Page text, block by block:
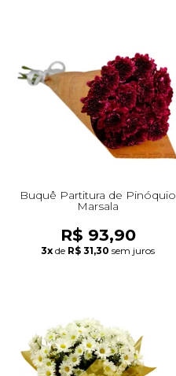
Buquê Partitura de Pinóquio
Marsala
R$ 93,90
3x de R$ 31,30 sem juros